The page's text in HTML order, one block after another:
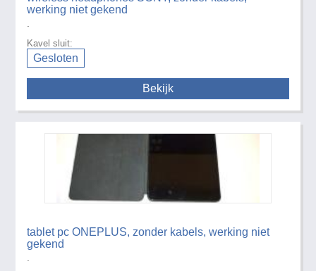
werking niet gekend
Kavel sluit:
Gesloten
Bekijk
tablet pc ONEPLUS, zonder kabels, werking niet
gekend